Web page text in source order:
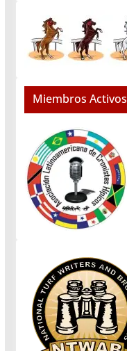
Miembros Activos